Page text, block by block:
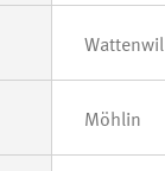
Wattenwil
Möhlin